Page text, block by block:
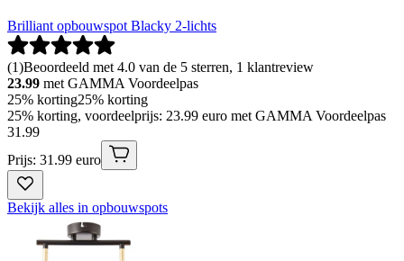
Brilliant opbouwspot Blacky 2-lichts
(1)Beoordeeld met 4.0 van de 5 sterren, 1 klantreview
23.99 met GAMMA Voordeelpas
25% korting25% korting
25% korting, voordeelprijs: 23.99 euro met GAMMA Voordeelpas
31 .99
Prijs: 31.99 euro
Bekijk alles in opbouwspots